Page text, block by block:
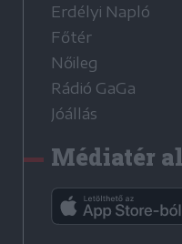
Erdélyi Napló
Főtér
Nőileg
Rádió GaGa
Jóállás
Médiatér